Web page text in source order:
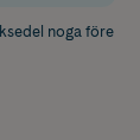
noga före